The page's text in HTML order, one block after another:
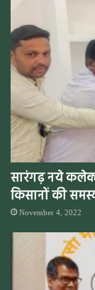
सारंगढ़ नये
किसानों की
November 4, 2022